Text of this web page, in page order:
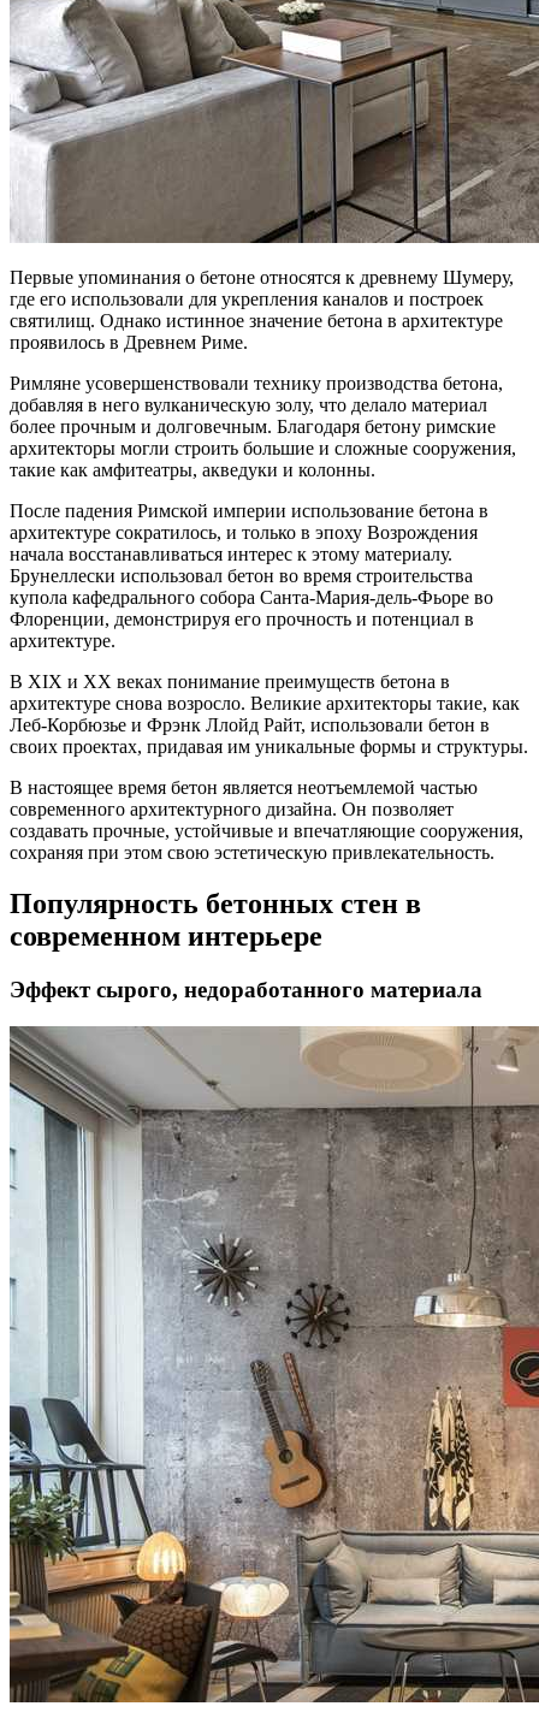
Первые упоминания о бетоне относятся к древнему Шумеру,
где его использовали для укрепления каналов и построек
святилищ. Однако истинное значение бетона в архитектуре
проявилось в Древнем Риме.
Римляне усовершенствовали технику производства бетона,
добавляя в него вулканическую золу, что делало материал
более прочным и долговечным. Благодаря бетону римские
архитекторы могли строить большие и сложные сооружения,
такие как амфитеатры, акведуки и колонны.
После падения Римской империи использование бетона в
архитектуре сократилось, и только в эпоху Возрождения
начала восстанавливаться интерес к этому материалу.
Брунеллески использовал бетон во время строительства
купола кафедрального собора Санта-Мария-дель-Фьоре во
Флоренции, демонстрируя его прочность и потенциал в
архитектуре.
В XIX и XX веках понимание преимуществ бетона в
архитектуре снова возросло. Великие архитекторы такие, как
Леб-Корбюзье и Фрэнк Ллойд Райт, использовали бетон в
своих проектах, придавая им уникальные формы и структуры.
В настоящее время бетон является неотъемлемой частью
современного архитектурного дизайна. Он позволяет
создавать прочные, устойчивые и впечатляющие сооружения,
сохраняя при этом свою эстетическую привлекательность.
Популярность бетонных стен в
современном интерьере
Эффект сырого, недоработанного материала